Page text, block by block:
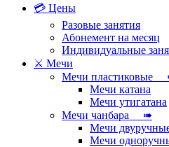
💳 Цены
Разовые занятия
Абонемент на месяц
Индивидуальные
⚔ Мечи
Мечи пластиковые
Мечи катана
Мечи утигатана
Мечи чанбара ➠
Мечи
Мечи